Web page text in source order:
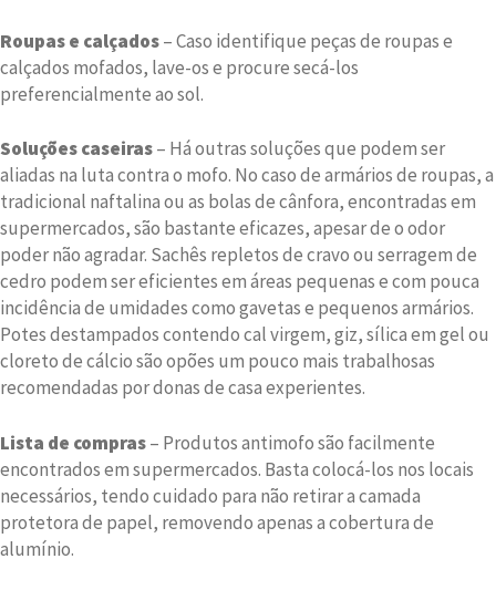
Roupas e calçados– Caso identifique peças de roupas e
calçados mofados, lave-os e procure secá-los
preferencialmente ao sol.
Soluções caseiras– Há outras soluções que podem ser
aliadas na luta contra o mofo. No caso de armários de roupas, a
tradicional naftalina ou as bolas de cânfora, encontradas em
supermercados, são bastante eficazes, apesar de o odor
poder não agradar. Sachês repletos de cravo ou serragem de
cedro podem ser eficientes em áreas pequenas e com pouca
incidência de umidades como gavetas e pequenos armários.
Potes destampados contendo cal virgem, giz, sílica em gel ou
cloreto de cálcio são opões um pouco mais trabalhosas
recomendadas por donas de casa experientes.
Lista de compras– Produtos antimofo são facilmente
encontrados em supermercados. Basta colocá-los nos locais
necessários, tendo cuidado para não retirar a camada
protetora de papel, removendo apenas a cobertura de
alumínio.